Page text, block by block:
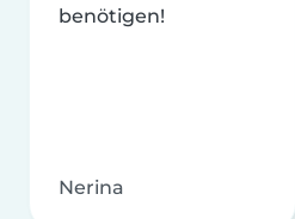
benötigen!
Nerina